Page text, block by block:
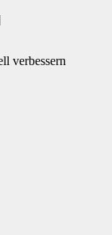
verbessern